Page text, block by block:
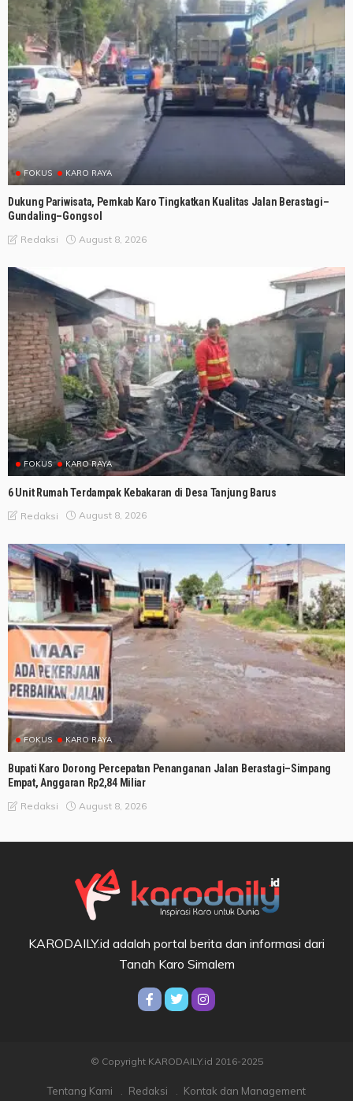
FOKUS KARO RAYA
Dukung Pariwisata, Pemkab Karo Tingkatkan Kualitas Jalan Berastagi–
Gundaling–Gongsol
Redaksi August 8, 2026
FOKUS KARO RAYA
6 Unit Rumah Terdampak Kebakaran di Desa Tanjung Barus
Redaksi August 8, 2026
FOKUS KARO RAYA
Bupati Karo Dorong Percepatan Penanganan Jalan Berastagi–Simpang
Empat, Anggaran Rp2,84 Miliar
Redaksi August 8, 2026
KARODAILY.id adalah portal berita dan informasi dari
Tanah Karo Simalem
© Copyright KARODAILY.id 2016-2025
Tentang Kami Redaksi Kontak dan Management